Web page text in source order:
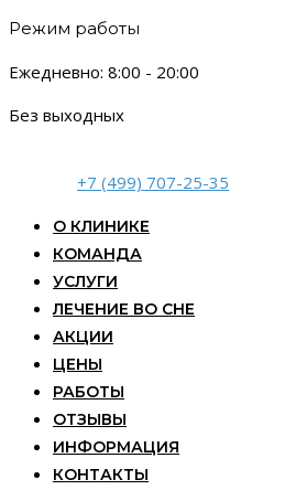
Режим работы
Ежедневно: 8:00 - 20:00
Без выходных
+7 (499) 707-25-35
О КЛИНИКЕ
КОМАНДА
УСЛУГИ
ЛЕЧЕНИЕ ВО СНЕ
АКЦИИ
ЦЕНЫ
РАБОТЫ
ОТЗЫВЫ
ИНФОРМАЦИЯ
КОНТАКТЫ